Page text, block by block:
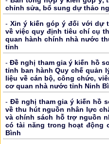
chỉnh sửa, bổ sung dự thảo
-Xin ý kiến góp ý đối với dự
về việc quy định tiêu chí cụ
quan hành chính nhà nước
tỉnh
-Đề nghị tham gia ý kiến hồ
tỉnh ban hành Quy chế quản
liệu về cán bộ, công chức,
cơ quan nhà nước tỉnh Ninh
- Đề nghị tham gia ý kiến hồ
về thu hút nguồn nhân lực
và chính sách hỗ trợ nguồn
có tài năng trong hoạt động
Bình